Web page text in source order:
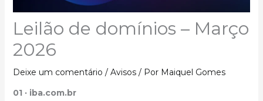
Leilão de domínios – Março
2026
Deixe um comentário / Avisos/ Por Maiquel Gomes
01 · iba.com.br